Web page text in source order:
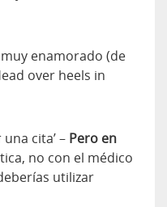
muy enamorado (de
over heels in
una cita’ – Pero en
no con el médico
utilizar